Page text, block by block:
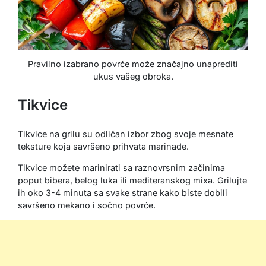
Pravilno izabrano povrće može značajno unaprediti
ukus vašeg obroka.
Tikvice
Tikvice na grilu su odličan izbor zbog svoje mesnate
teksture koja savršeno prihvata marinade.
Tikvice možete marinirati sa raznovrsnim začinima
poput bibera, belog luka ili mediteranskog mixa. Grilujte
ih oko 3-4 minuta sa svake strane kako biste dobili
savršeno mekano i sočno povrće.